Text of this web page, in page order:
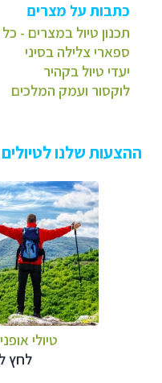
כתבות על מצרים
תכנון טיול במצרים -
ספארי צלילה בסיני
יעדי טיול בקהיר
לוקסור ועמק המלכים
ההצעות שלנו
טיולי
לחץ